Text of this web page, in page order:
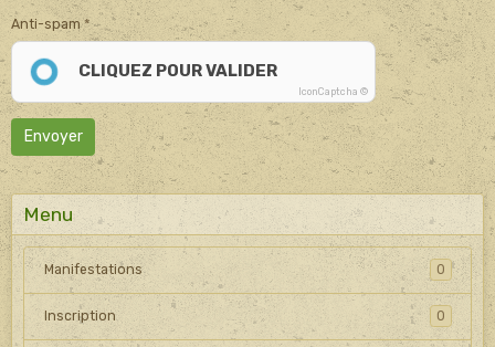
Anti-spam
CLIQUEZ POUR VALIDER
IconCaptcha ©
Envoyer
Menu
Manifestations 0
Inscription 0